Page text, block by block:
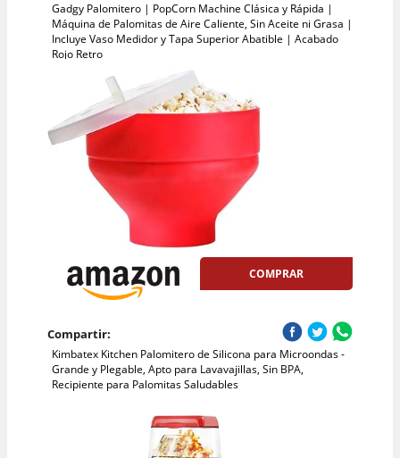
Gadgy Palomitero | PopCorn Machine Clásica y Rápida |
Máquina de Palomitas de Aire Caliente, Sin Aceite ni Grasa |
Incluye Vaso Medidor y Tapa Superior Abatible | Acabado
Rojo Retro
COMPRAR
Compartir:
Kimbatex Kitchen Palomitero de Silicona para Microondas -
Grande y Plegable, Apto para Lavavajillas, Sin BPA,
Recipiente para Palomitas Saludables